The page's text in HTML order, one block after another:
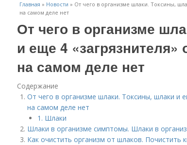
Главная » Новости » От чего в организме шлаки. Токсины,
на самом деле нет
От чего в организме
и еще 4 «загрязнителя»
на самом деле нет
Содержание
От чего в организме шлаки. Токсины, шлаки и
на самом деле нет
1. Шлаки
Шлаки в организме симптомы. Шлаки в
Как очистить организм от шлаков. Почистить